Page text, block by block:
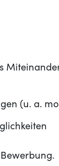
(u. a.